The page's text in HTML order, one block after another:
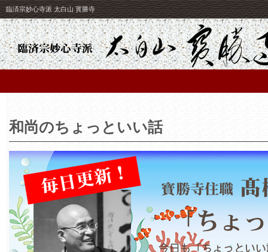
臨済宗妙心寺派 太白山 寳勝寺
和尚のちょっといい話